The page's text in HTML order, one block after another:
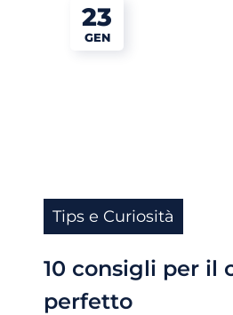
23
GEN
Tips e Curiosità
10 consigli per il
perfetto